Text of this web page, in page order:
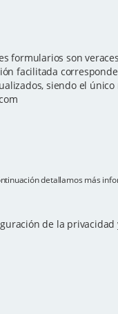
formularios son
facilitada
siendo el
detallamos más
de la privacidad